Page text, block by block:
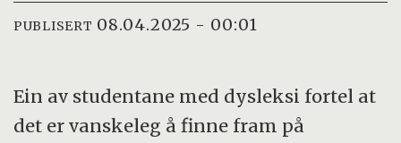
PUBLISERT 08.04.2025 - 00:01
Ein av studentane med dysleksi fortel at
det er vanskeleg å finne fram på